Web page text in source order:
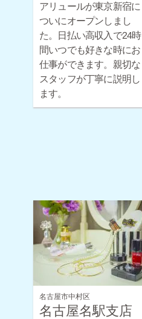
アリュールが東京新宿に
ついにオープンしまし
た。日払い高収入で24時
間いつでも好きな時にお
仕事ができます。親切な
スタッフが丁寧に説明し
ます。
名古屋市中村区
名古屋名駅支店